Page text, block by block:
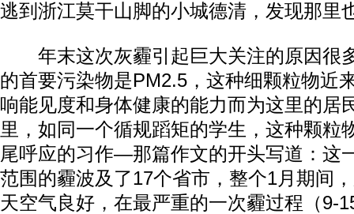
逃到浙江莫干山脚的小城德清，发现那里
年末这次灰霾引起巨大关注的原因很
的首要污染物是PM2.5，这种细颗粒物近
响能见度和身体健康的能力而为这里的居
里，如同一个循规蹈矩的学生，这种颗粒
尾呼应的习作—那篇作文的开头写道：这
范围的霾波及了17个省市，整个1月期间
天空气良好，在最严重的一次霾过程（9-